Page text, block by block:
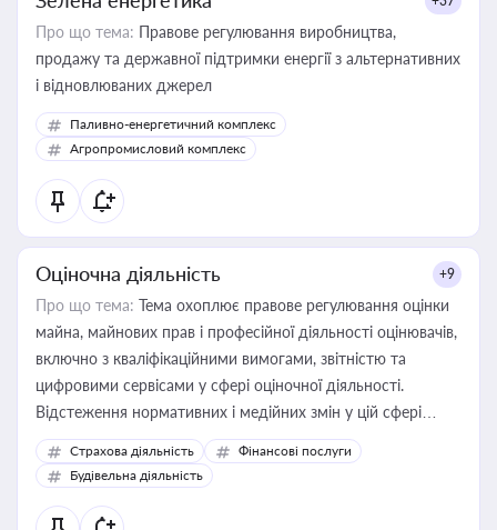
Про що тема: Правове регулювання виробництва,
продажу та державної підтримки енергії з альтернативних
і відновлюваних джерел
Паливно-енергетичний комплекс
Агропромисловий комплекс
Оціночна діяльність +9
Про що тема: Тема охоплює правове регулювання оцінки
майна, майнових прав і професійної діяльності оцінювачів,
включно з кваліфікаційними вимогами, звітністю та
цифровими сервісами у сфері оціночної діяльності.
Відстеження нормативних і медійних змін у цій сфері
корисне для власника бізнесу, керівника, юриста або
бухгалтера під час оподаткування, приватизації, оренди
державного майна, корпоративних угод і перевірки
статусу суб'єктів оціночної діяльності
Страхова діяльність
Фінансові послуги
Будівельна діяльність